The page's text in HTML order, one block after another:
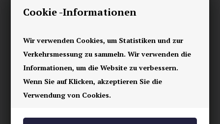
Cookie -Informationen
Wir verwenden Cookies, um Statistiken und zur
Verkehrsmessung zu sammeln. Wir verwenden die
Informationen, um die Website zu verbessern.
Wenn Sie auf Klicken, akzeptieren Sie die
Verwendung von Cookies.
Ihre Sicherheit
Lieferung 2-4 Tage
60 Tage Rückgabe